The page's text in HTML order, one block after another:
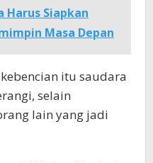
Harus Siapkan
Masa Depan
itu saudara
selain
lain yang jadi